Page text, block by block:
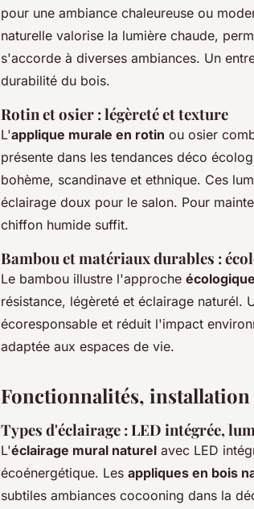
pour une ambiance chaleureuse ou
naturelle valorise la lumière chaude,
s'accorde à diverses ambiances. Un
durabilité du bois.
Rotin et osier : légèreté et texture
L'applique murale en rotin ou osier
présente dans les tendances déco
bohème, scandinave et ethnique. Ces
éclairage doux pour le salon. Pour
chiffon humide suffit.
Bambou et matériaux durables :
Le bambou illustre l'approche
résistance, légèreté et éclairage naturél.
écoresponsable et réduit l'impact
adaptée aux espaces de vie.
Fonctionnalités, installation
Types d'éclairage : LED intégrée,
L'éclairage mural naturel avec LED
écoénergétique. Les appliques en bois
subtiles ambiances cocooning dans la